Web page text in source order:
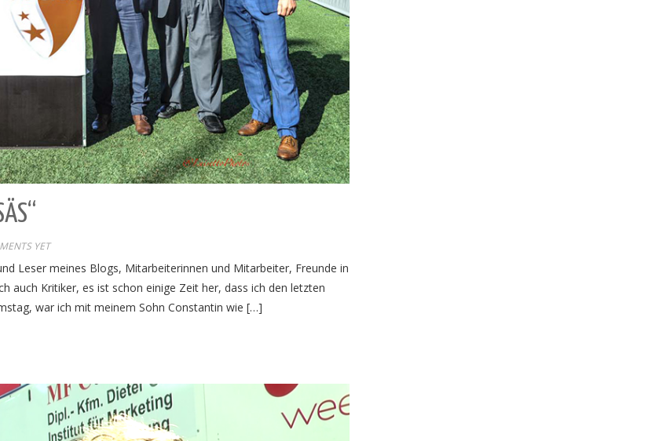
YET
Leser meines Blogs, Mitarbeiterinnen und Mitarbeiter, Freunde in
auch Kritiker, es ist schon einige Zeit her, dass ich den letzten
war ich mit meinem Sohn Constantin wie […]